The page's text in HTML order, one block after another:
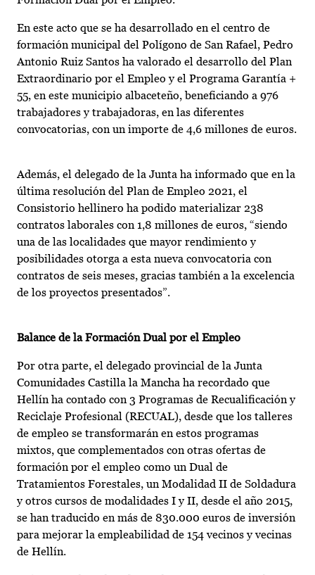
En este acto que se ha desarrollado en el centro de
formación municipal del Polígono de San Rafael, Pedro
Antonio Ruiz Santos ha valorado el desarrollo del Plan
Extraordinario por el Empleo y el Programa Garantía +
55, en este municipio albaceteño, beneficiando a 976
trabajadores y trabajadoras, en las diferentes
convocatorias, con un importe de 4,6 millones de euros.
Además, el delegado de la Junta ha informado que en la
última resolución del Plan de Empleo 2021, el
Consistorio hellinero ha podido materializar 238
contratos laborales con 1,8 millones de euros, “siendo
una de las localidades que mayor rendimiento y
posibilidades otorga a esta nueva convocatoria con
contratos de seis meses, gracias también a la excelencia
de los proyectos presentados”.
Balance de la Formación Dual por el Empleo
Por otra parte, el delegado provincial de la Junta
Comunidades Castilla la Mancha ha recordado que
Hellín ha contado con 3 Programas de Recualificación y
Reciclaje Profesional (RECUAL), desde que los talleres
de empleo se transformarán en estos programas
mixtos, que complementados con otras ofertas de
formación por el empleo como un Dual de
Tratamientos Forestales, un Modalidad II de Soldadura
y otros cursos de modalidades I y II, desde el año 2015,
se han traducido en más de 830.000 euros de inversión
para mejorar la empleabilidad de 154 vecinos y vecinas
de Hellín.